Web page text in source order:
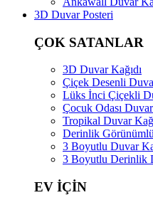
3D Duvar Posteri
ÇOK SATANLAR
3D Duvar Kağıdı
Çiçek Desenli
Lüks İnci Çiçekli
Çocuk Odası Duvar
Tropikal Duvar
Derinlik
3 Boyutlu Duvar
3 Boyutlu Derinlik
EV İÇİN